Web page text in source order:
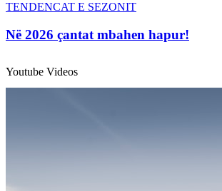
TENDENCAT E SEZONIT
Në 2026 çantat mbahen hapur!
Youtube Videos